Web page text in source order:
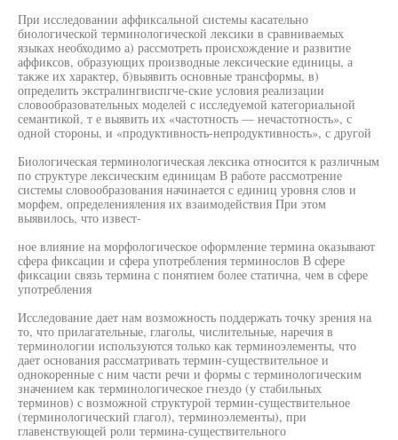
При исследовании аффиксальной системы касательно
биологической терминологической лексики в сравниваемых
языках необходимо а) рассмотреть происхождение и развитие
аффиксов, образующих производные лексические единицы, а
также их характер, б)выявить основные трансформы, в)
определить экстралингвиспгче-ские условия реализации
словообразовательных моделей с исследуемой категориальной
семантикой, т е выявить их «частотность — нечастотность», с
одной стороны, и «продуктивность-непродуктивность», с другой
Биологическая терминологическая лексика относится к различным
по структуре лексическим единицам В работе рассмотрение
системы словообразования начинается с единиц уровня слов и
морфем, определенияления их взаимодействия При этом
выявилось, что извест-
ное влияние на морфологическое оформление термина оказывают
сфера фиксации и сфера употребления терминослов В сфере
фиксации связь термина с понятием более статична, чем в сфере
употребления
Исследование дает нам возможность поддержать точку зрения на
то, что прилагательные, глаголы, числительные, наречия в
терминологии используются только как терминоэлементы, что
дает основания рассматривать термин-существительное и
однокоренные с ним части речи и формы с терминологическим
значением как терминологическое гнездо (у стабильных
терминов) с возможной структурой термин-существительное
(терминологический глагол), терминоэлементы), при
главенствующей роли термина-существительного